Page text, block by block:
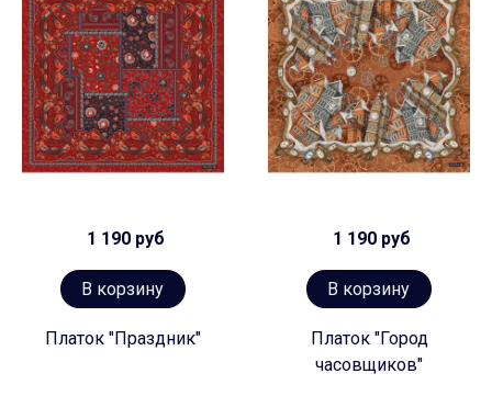
1 190 руб
В корзину
Платок "Праздник"
1 190 руб
В корзину
Платок "Город
часовщиков"